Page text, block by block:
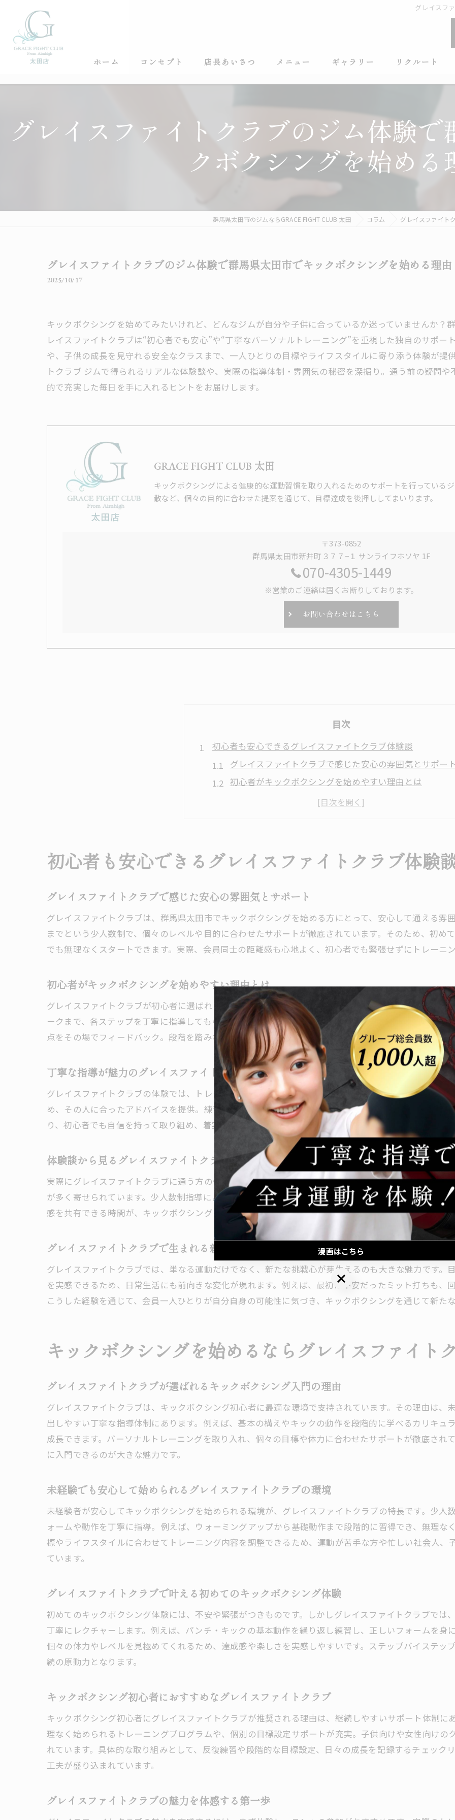
グレイスフ
ホーム コンセプト 店長あいさつ メニュー ギャラリー リクルート
グレイスファイトクラブのジム体験で
クボクシングを始める
群馬県太田市のジムならGRACE FIGHT CLUB 太田 コラム グレイスファイト
グレイスファイトクラブのジム体験で群馬県太田市でキックボクシングを始める理由
2025/10/17
キックボクシングを始めてみたいけれど、どんなジムが自分や子供に合っているか迷っていませんか？
レイスファイトクラブは“初心者でも安心”や“丁寧なパーソナルトレーニング”を重視した独自のサポー
や、子供の成長を見守れる安全なクラスまで、一人ひとりの目標やライフスタイルに寄り添う体験が提
トクラブ ジムで得られるリアルな体験談や、実際の指導体制・雰囲気の秘密を深掘り。通う前の疑問
的で充実した毎日を手に入れるヒントをお届けします。
GRACE FIGHT CLUB 太田
キックボクシングによる健康的な運動習慣を取り入れるためのサポートを行っている
散など、個々の目的に合わせた提案を通じて、目標達成を後押ししてまいります。
〒373-0852
群馬県太田市新井町３７７−１ サンライフホソヤ 1F
070-4305-1449
※営業のご連絡は固くお断りしております。
お問い合わせはこちら
目次
初心者も安心できるグレイスファイトクラブ体験談
グレイスファイトクラブで感じた安心の雰囲気とサポート
初心者がキックボクシングを始めやすい理由とは
丁寧な指導が魅力のグレイスファイトクラブ体験記
キックボクシングを始めるならグレイスファイトクラブへ
グレイスファイトクラブが選ばれるキックボクシング入門
グレイスファイトクラブで叶える初めてのキックボクシン
キックボクシング初心者におすすめなグレイスファイト
グレイスファイトクラブの魅力を体感する第一歩
グレイスファイトクラブで叶える充実のジムライフ
群馬県太田市で理想のキックボクシングジムを探すポイ
通いやすさが魅力のグレイスファイトクラブの特徴
グレイスファイトクラブが提供する快適なジム環境
太田市でグレイスファイトクラブが人気な理由
子供の成長を支えるキックボクシング環境とは
グレイスファイトクラブで子供が安心して学べる理由
子供の成長を見守るグレイスファイトクラブの環境
キックボクシングで身につく子供の自信と体力
子供に最適なグレイスファイトクラブの指導体制
グレイスファイトクラブで育つ子供のチャレンジ精神
パーソナルトレーニングで変わる毎日を実感
グレイスファイトクラブのパーソナルトレーニングの魅力
パーソナルトレーニングで実感する体と心の変化
丁寧な指導がもたらすグレイスファイトクラブの成果
グレイスファイトクラブで叶える理想のボディメイク
一人ひとりに寄り添うトレーニングが好評な理由
女性にもおすすめしたいグレイスファイトクラブの魅力
女性目線で見るグレイスファイトクラブの安心ポイント
グレイスファイトクラブで叶える美と健康の両立
初心者も安心できるグレイスファイトクラブ体験
グレイスファイトクラブで感じた安心の雰囲気とサポート
グレイスファイトクラブは、群馬県太田市でキックボクシングを始める方にとって、安心して通える雰
までという少人数制で、個々のレベルや目的に合わせたサポートが徹底されています。そのため、初め
でも無理なくスタートできます。実際、会員同士の距離感も心地よく、初心者でも緊張せずにトレーニ
初心者がキックボクシングを始めやすい理由とは
グレイスファイトクラブが初心者に選ばれる理由は、わかりやすい指導と段階的なトレーニングにあり
ークまで、各ステップを丁寧に指導してもらえるので、運動経験がない方でも安心です。例えば、トレ
点をその場でフィードバック。段階を踏みながら確実に技術を身につけていけるため、達成感を感じや
丁寧な指導が魅力のグレイスファイトクラブ体験記
グレイスファイトクラブの体験では、トレーナーによるきめ細やかな指導が印象的です。たとえば、ミ
め、その人に合ったアドバイスを提供。練習後にはフィードバックの時間を設け、次回に向けた課題も
り、初心者でも自信を持って取り組め、着実に上達を実感できるのが特徴です。
体験談から見るグレイスファイトクラブの魅力
実際にグレイスファイトクラブに通う方の体験談では、「毎回新しい発見がある」「できなかった動き
が多く寄せられています。少人数制指導により、質問もしやすく、仲間と一緒に成長できる環境が整っ
感を共有できる時間が、キックボクシングを生活の一部として楽しむ理由となっています。
グレイスファイトクラブで生まれる新たな挑戦心
グレイスファイトクラブでは、単なる運動だけでなく、新たな挑戦心が芽生えるのも大きな魅力です。
を実感できるため、日常生活にも前向きな変化が現れます。例えば、最初は不安だったミット打ちも、
こうした経験を通じて、会員一人ひとりが自分自身の可能性に気づき、キックボクシングを通じて新た
キックボクシングを始めるならグレイスファイト
グレイスファイトクラブが選ばれるキックボクシング入門の理由
グレイスファイトクラブは、キックボクシング初心者に最適な環境で支持されています。その理由は、
出しやすい丁寧な指導体制にあります。例えば、基本の構えやキックの動作を段階的に学べるカリキュ
成長できます。パーソナルトレーニングを取り入れ、個々の目標や体力に合わせたサポートが徹底され
に入門できるのが大きな魅力です。
未経験でも安心して始められるグレイスファイトクラブの環境
未経験者が安心してキックボクシングを始められる環境が、グレイスファイトクラブの特長です。少人
ォームや動作を丁寧に指導。例えば、ウォーミングアップから基礎動作まで段階的に習得でき、無理な
標やライフスタイルに合わせてトレーニング内容を調整できるため、運動が苦手な方や忙しい社会人、
ています。
グレイスファイトクラブで叶える初めてのキックボクシング体験
初めてのキックボクシング体験には、不安や緊張がつきものです。しかしグレイスファイトクラブでは
丁寧にレクチャーします。例えば、パンチ・キックの基本動作を繰り返し練習し、正しいフォームを身
個々の体力やレベルを見極めてくれるため、達成感や楽しさを実感しやすいです。ステップバイステッ
続の原動力となります。
キックボクシング初心者におすすめなグレイスファイトクラブ
キックボクシング初心者にグレイスファイトクラブが推奨される理由は、継続しやすいサポート体制に
理なく始められるトレーニングプログラムや、個別の目標設定サポートが充実。子供向けや女性向けの
れています。具体的な取り組みとして、反復練習や段階的な目標設定、日々の成長を記録するチェック
工夫が盛り込まれています。
グレイスファイトクラブの魅力を体感する第一歩
漫画はこちら
漫画はこちら